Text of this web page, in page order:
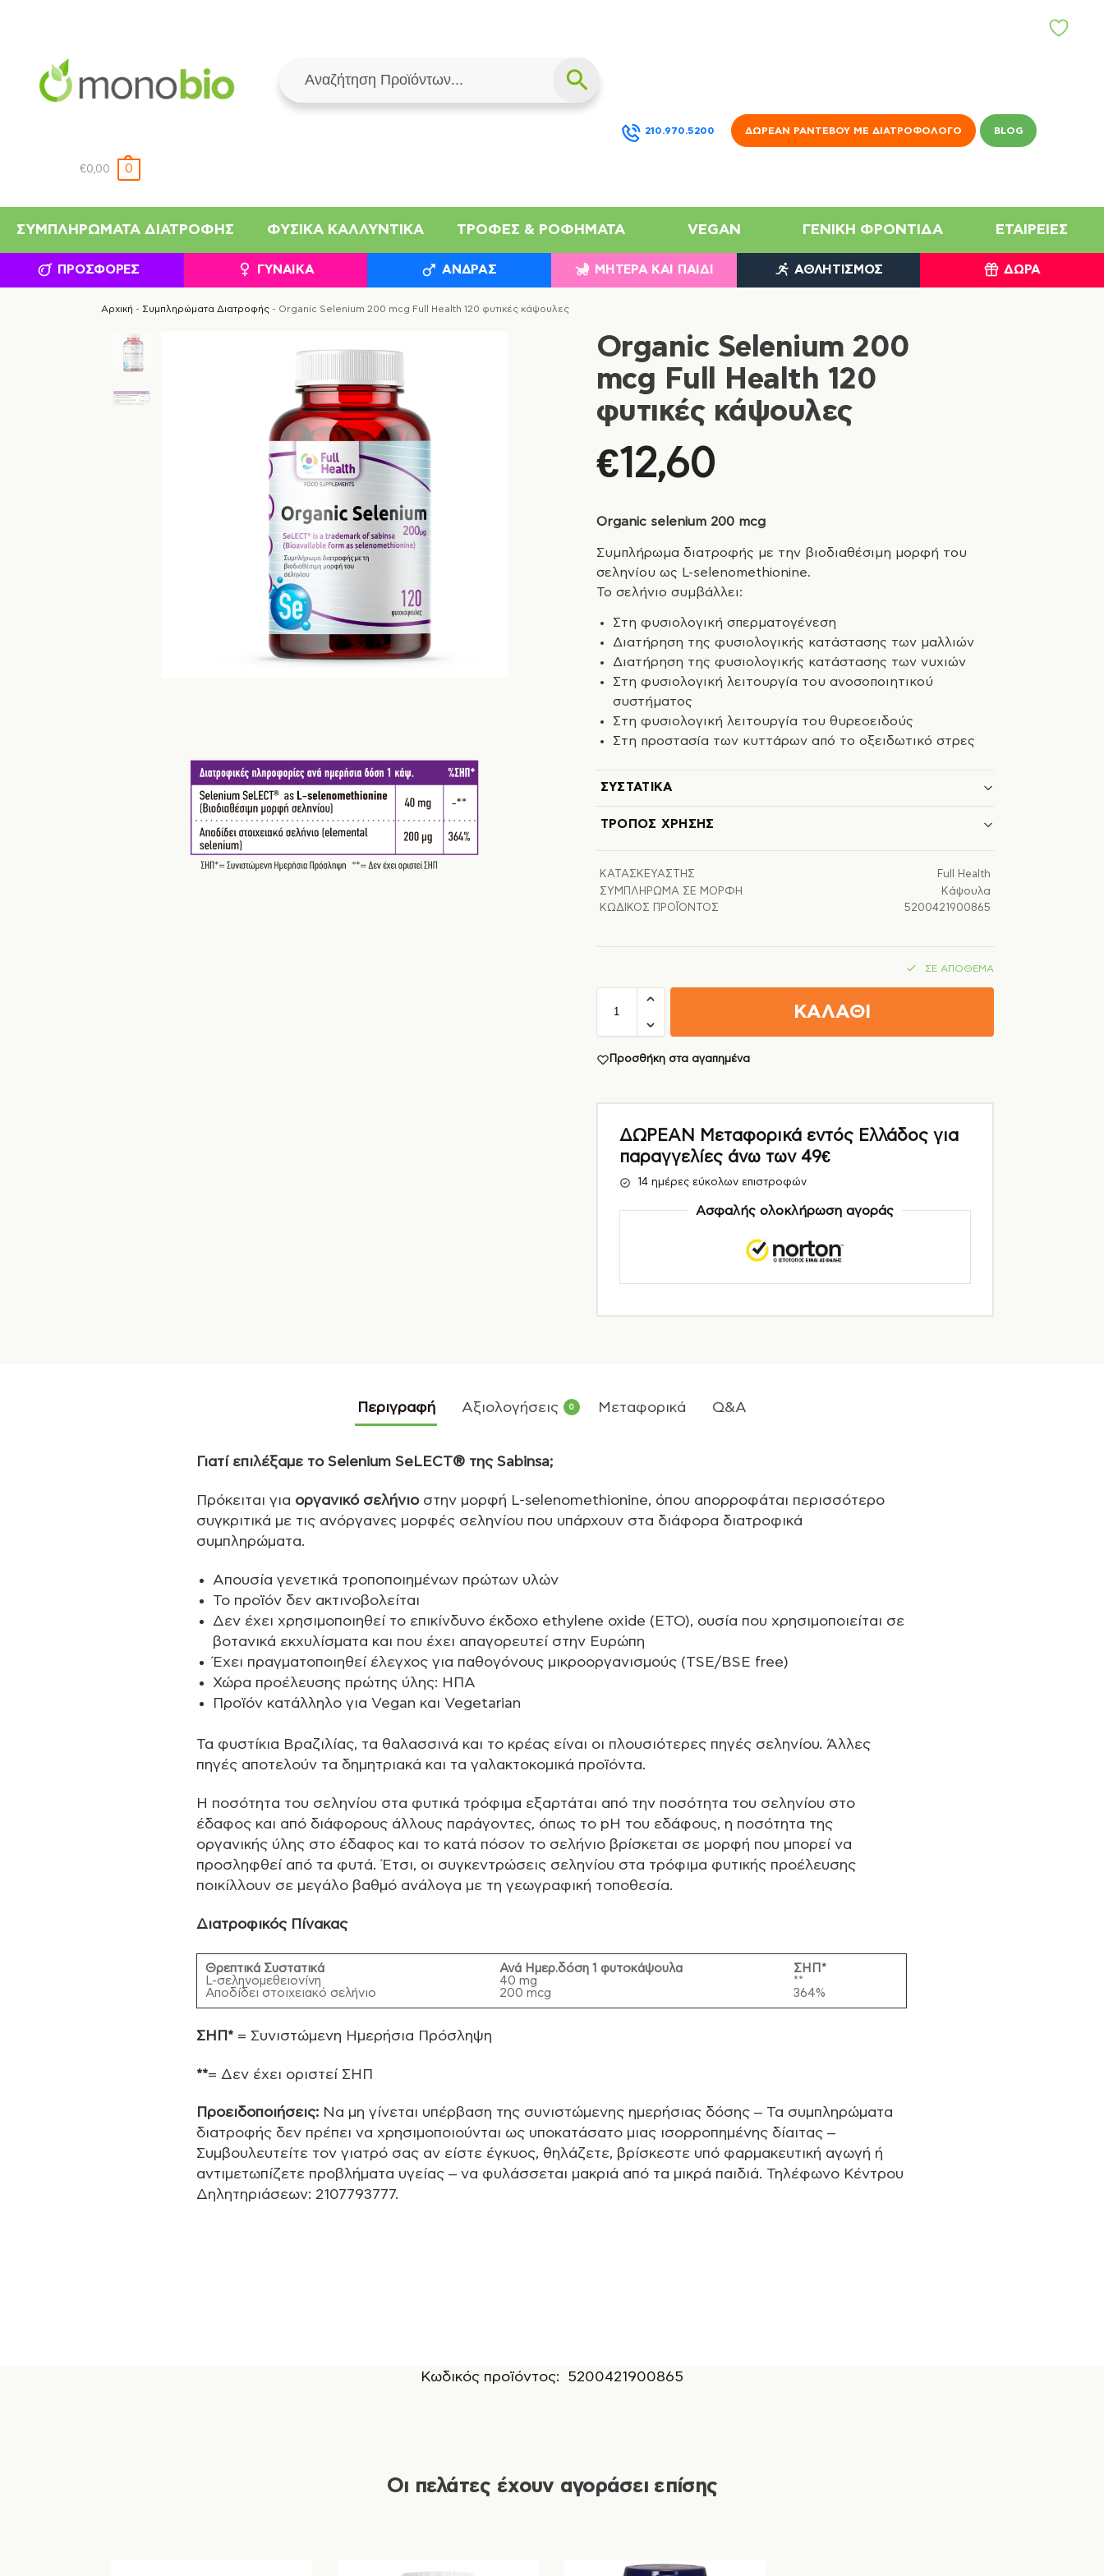
210.970.5200 ΔΩΡΕΆΝ ΡΑΝΤΕΒΟΎ ΜΕ ΔΙΑΤΡΟΦΟΛΌΓΟ BLOG
ΑΓ
€0,00 0
ΣΥΜΠΛΗΡΏΜΑΤΑ ΔΙΑΤΡΟΦΉΣ ΦΥΣΙΚΆ ΚΑΛΛΥΝΤΙΚΆ ΤΡΟΦΈΣ & ΡΟΦΉΜΑΤΑ VEGAN ΓΕΝΙΚΉ ΦΡΟΝΤΊΔΑ ΕΤΑΙΡΕΊΕΣ
ΠΡΟΣΦΟΡΈΣ ΓΥΝΑΊΚΑ ΆΝΔΡΑΣ ΜΗΤΈΡΑ ΚΑΙ ΠΑΙΔΊ ΑΘΛΗΤΙΣΜΌΣ ΔΏΡΑ
Αρχική - Συμπληρώματα Διατροφής- Organic Selenium 200 mcg Full Health 120 φυτικές κάψουλες
Organic Selenium 200
mcg Full Health 120
φυτικές κάψουλες
€12,60
Organic selenium200 mcg
Συμπλήρωμα διατροφής με την βιοδιαθέσιμη μορφή του
σεληνίου ως L-selenomethionine.
To σελήνιο συμβάλλει:
Στη φυσιολογική σπερματογένεση
Διατήρηση της φυσιολογικής κατάστασης των μαλλιών
Διατήρηση της φυσιολογικής κατάστασης των νυχιών
Στη φυσιολογική λειτουργία του ανοσοποιητικού
συστήματος
Στη φυσιολογική λειτουργία του θυρεοειδούς
Στη προστασία των κυττάρων από το οξειδωτικό στρες
ΣΥΣΤΑΤΙΚΆ
ΤΡΌΠΟΣ ΧΡΉΣΗΣ
ΚΑΤΑΣΚΕΥΑΣΤΉΣ
Full Health
ΣΥΜΠΛΉΡΩΜΑ ΣΕ ΜΟΡΦΉ
Κάψουλα
ΚΩΔΙΚΌΣ ΠΡΟΪΌΝΤΟΣ
5200421900865
ΣΕ ΑΠΌΘΕΜΑ
ΚΑΛΑΘΙ
Προσθήκη στα αγαπημένα
ΔΩΡΕΑΝ Μεταφορικά εντός Ελλάδος για
παραγγελίες άνω των 49€
14 ημέρες εύκολων επιστροφών
Ασφαλής ολοκλήρωση αγοράς
Περιγραφή Αξιολογήσεις 0 Μεταφορικά Q&A
Γιατί επιλέξαμε τοSelenium SeLECT® τηςSabinsa;
Πρόκειται για οργανικό σελήνιοστην μορφή L-selenomethionine, όπου απορροφάται περισσότερο
συγκριτικά με τις ανόργανες μορφές σεληνίου που υπάρχουν στα διάφορα διατροφικά
συμπληρώματα.
Απουσία γενετικά τροποποιημένων πρώτων υλών
Το προϊόν δεν ακτινοβολείται
Δεν έχει χρησιμοποιηθεί το επικίνδυνο έκδοχο ethylene oxide (ETO), ουσία που χρησιμοποιείται σε
βοτανικά εκχυλίσματα και που έχει απαγορευτεί στην Ευρώπη
Έχει πραγματοποιηθεί έλεγχος για παθογόνους μικροοργανισμούς (TSE/BSE free)
Χώρα προέλευσης πρώτης ύλης: ΗΠΑ
Προϊόν κατάλληλο για Vegan και Vegetarian
Τα φυστίκια Βραζιλίας, τα θαλασσινά και το κρέας είναι οι πλουσιότερες πηγές σεληνίου. Άλλες
πηγές αποτελούν τα δημητριακά και τα γαλακτοκομικά προϊόντα.
Η ποσότητα του σεληνίου στα φυτικά τρόφιμα εξαρτάται από την ποσότητα του σεληνίου στο
έδαφος και από διάφορους άλλους παράγοντες, όπως το pH του εδάφους, η ποσότητα της
οργανικής ύλης στο έδαφος και το κατά πόσον το σελήνιο βρίσκεται σε μορφή που μπορεί να
προσληφθεί από τα φυτά. Έτσι, οι συγκεντρώσεις σεληνίου στα τρόφιμα φυτικής προέλευσης
ποικίλλουν σε μεγάλο βαθμό ανάλογα με τη γεωγραφική τοποθεσία.
Διατροφικός Πίνακας
Θρεπτικά Συστατικά Ανά Ημερ.δόση 1 φυτοκάψουλα
ΣΗΠ*
L-σεληνομεθειονίνη
40 mg
**
Αποδίδει στοιχειακό σελήνιο
200 mcg 364%
ΣΗΠ* = Συνιστώμενη Ημερήσια Πρόσληψη
**= Δεν έχει οριστεί ΣΗΠ
Προειδοποιήσεις: Να μη γίνεται υπέρβαση της συνιστώμενης ημερήσιας δόσης – Τα συμπληρώματα
διατροφής δεν πρέπει να χρησιμοποιούνται ως υποκατάσατο μιας ισορροπημένης δίαιτας –
Συμβουλευτείτε τον γιατρό σας αν είστε έγκυος, θηλάζετε, βρίσκεστε υπό φαρμακευτική αγωγή ή
αντιμετωπίζετε προβλήματα υγείας – να φυλάσσεται μακριά από τα μικρά παιδιά. Τηλέφωνο Κέντρου
Δηλητηριάσεων: 2107793777.
Κωδικός προϊόντος: 5200421900865
Οι πελάτες έχουν αγοράσει επίσης